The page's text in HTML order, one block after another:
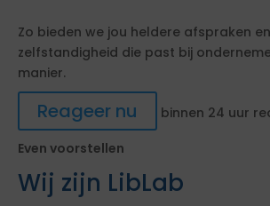
Zo bieden we jou heldere afspraken
zelfstandigheid die past bij
manier.
Reageer nu
binnen 24 uur
Even voorstellen
Wij zijn LibLab